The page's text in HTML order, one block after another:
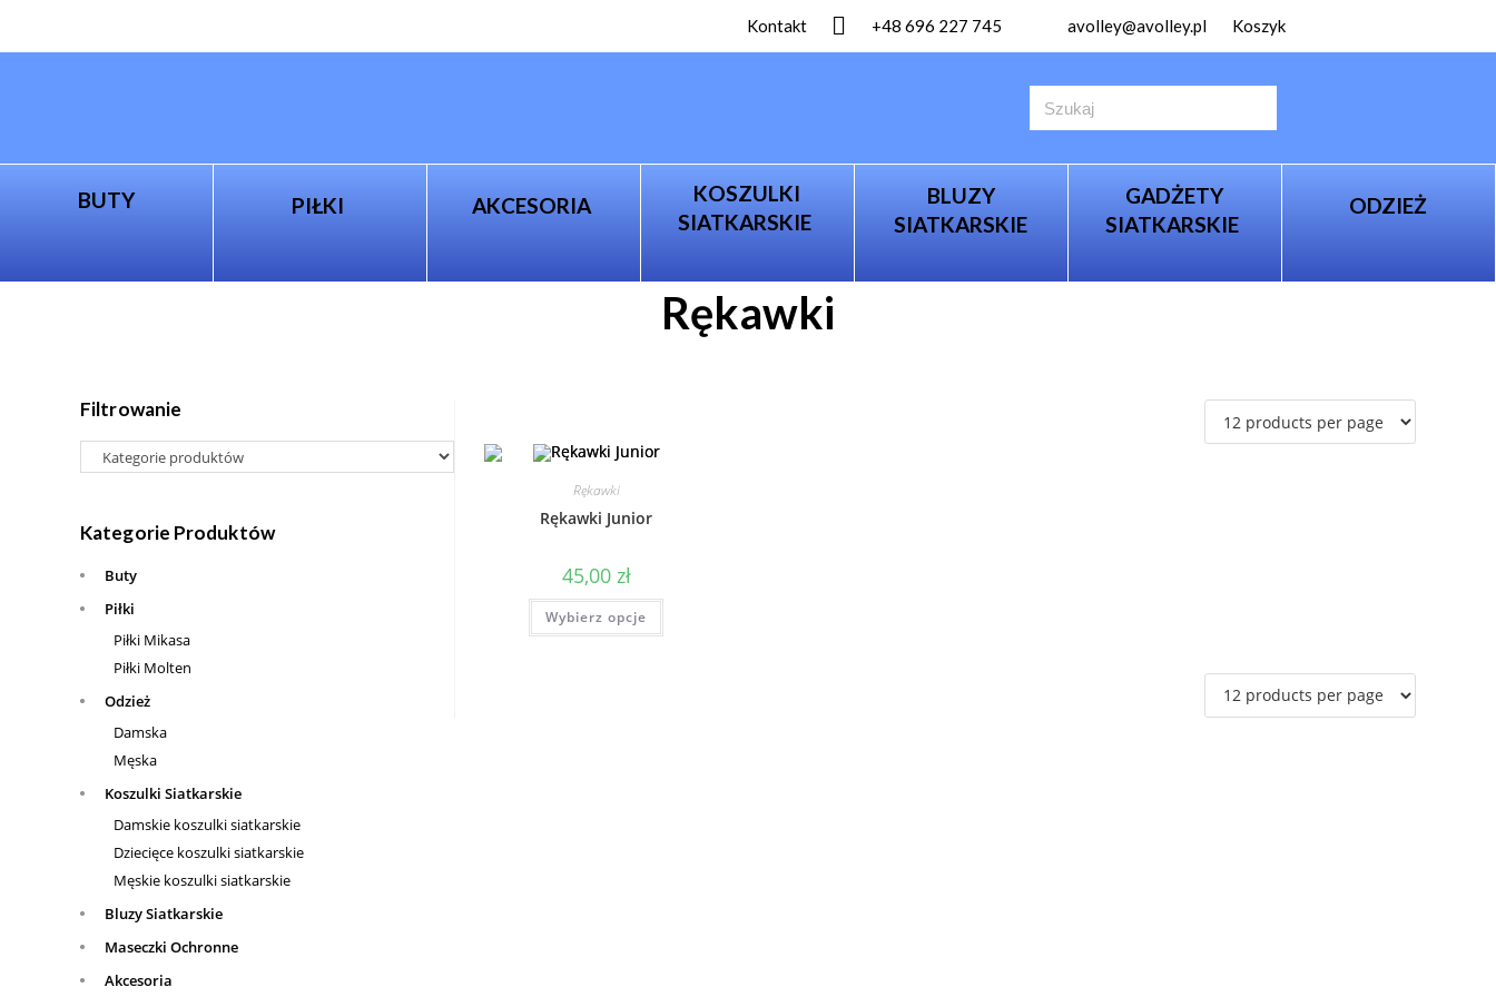
Kontakt +48 696 227 745 avolley@avolley.pl Koszyk
BUTY PIŁKI AKCESORIA
KOSZULKI
SIATKARSKIE
BLUZY
SIATKARSKIE
GADŻETY
SIATKARSKIE
ODZIEŻ
Rękawki
Rękawki
Rękawki Junior
45,00 zł
Wybierz opcje
Filtrowanie
Kategorie Produktów
Buty
Piłki
Piłki Mikasa
Piłki Molten
Odzież
Damska
Męska
Koszulki Siatkarskie
Damskie koszulki siatkarskie
Dziecięce koszulki siatkarskie
Męskie koszulki siatkarskie
Bluzy Siatkarskie
Maseczki Ochronne
Akcesoria